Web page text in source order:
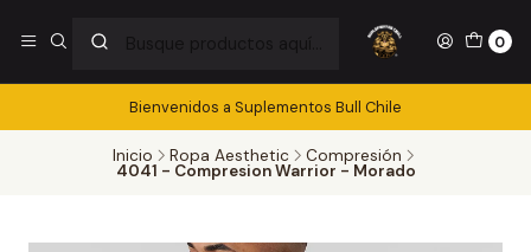
0
Bienvenidos a Suplementos Bull Chile
Inicio Ropa Aesthetic Compresión
4041 - Compresion Warrior - Morado